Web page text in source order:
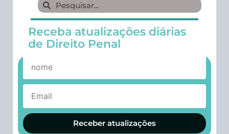
Receba atualizações diárias
de Direito Penal
Receber atualizações